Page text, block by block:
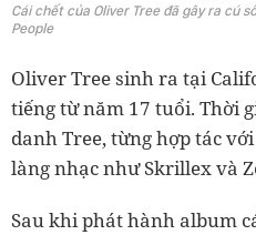
Cái chết của Oliver Tree đã gây ra cú
People
Oliver Tree sinh ra tại
tiếng từ năm 17 tuổi. Thời
danh Tree, từng hợp tác
làng nhạc như Skrillex và
Sau khi phát hành album